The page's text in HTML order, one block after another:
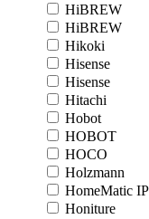
HiBREW
HiBREW
Hikoki
Hisense
Hisense
Hitachi
Hobot
HOBOT
HOCO
Holzmann
HomeMatic IP
Honiture